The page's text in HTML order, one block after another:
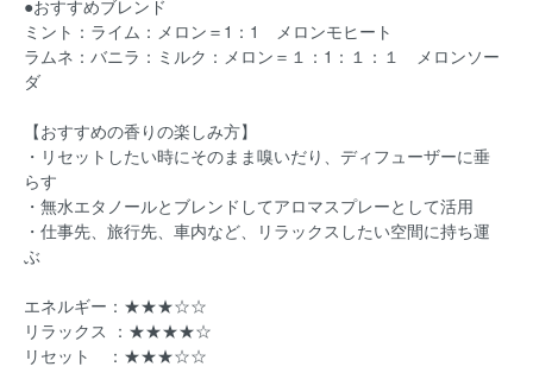
●おすすめブレンド
ミント：ライム：メロン＝1：1 メロンモヒート
ラムネ：バニラ：ミルク：メロン＝１：1：１：１ メロンソー
ダ
【おすすめの香りの楽しみ方】
・リセットしたい時にそのまま嗅いだり、ディフューザーに垂
らす
・無水エタノールとブレンドしてアロマスプレーとして活用
・仕事先、旅行先、車内など、リラックスしたい空間に持ち運
ぶ
エネルギー：★★★☆☆
リラックス ：★★★★☆
リセット ：★★★☆☆